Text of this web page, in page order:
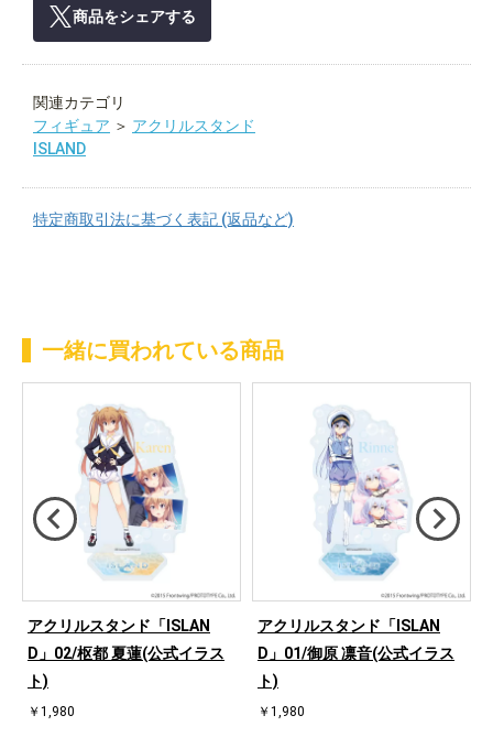
商品をシェアする
関連カテゴリ
フィギュア ＞ アクリルスタンド
ISLAND
特定商取引法に基づく表記 (返品など)
一緒に買われている商品
アクリルスタンド「ISLAN
D」02/枢都 夏蓮(公式イラス
ト)
￥1,980
アクリルスタンド「ISLAN
D」01/御原 凛音(公式イラス
ト)
￥1,980